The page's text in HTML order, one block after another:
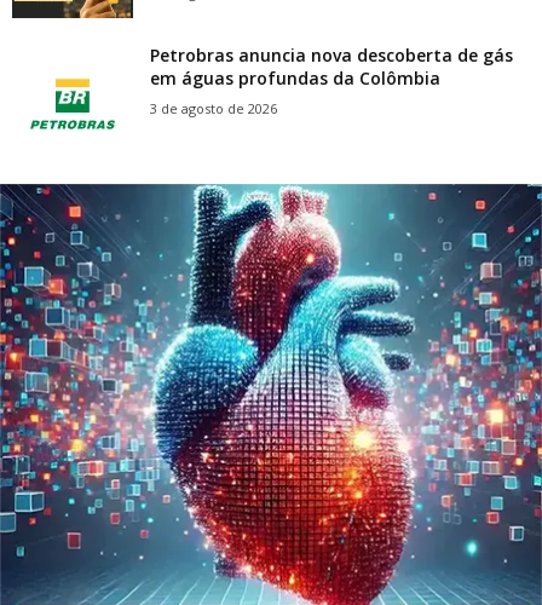
Petrobras anuncia nova descoberta de gás
em águas profundas da Colômbia
3 de agosto de 2026